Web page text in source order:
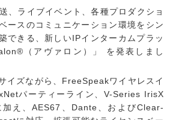
、ライブイベント、各種プロダクショ
ースのコミュニケーション環境をシン
できる、新しいIPインターカムプラッ
（アヴァロン）」 を発表しまし
イズながら、FreeSpeakワイヤレスイ
パーティーライン、V-Series IrisX
え、AES67、Dante、およびClear-